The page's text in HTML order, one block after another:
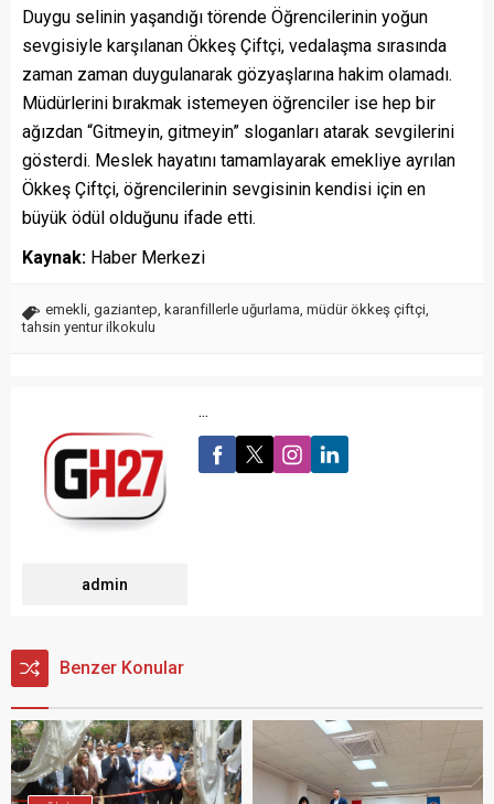
Duygu selinin yaşandığı törende Öğrencilerinin yoğun
sevgisiyle karşılanan Ökkeş Çiftçi, vedalaşma sırasında
zaman zaman duygulanarak gözyaşlarına hakim olamadı.
Müdürlerini bırakmak istemeyen öğrenciler ise hep bir
ağızdan “Gitmeyin, gitmeyin” sloganları atarak sevgilerini
gösterdi. Meslek hayatını tamamlayarak emekliye ayrılan
Ökkeş Çiftçi, öğrencilerinin sevgisinin kendisi için en
büyük ödül olduğunu ifade etti.
Kaynak: Haber Merkezi
emekli gaziantep karanfillerle uğurlama müdür ökkeş çiftçi
tahsin yentur ilkokulu
admin
...
Benzer Konular